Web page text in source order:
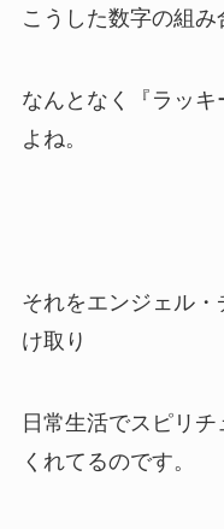
こうした数字の組み
なんとなく『ラッ
よね。
それをエンジェル
け取り
日常生活でスピリ
くれてるのです。